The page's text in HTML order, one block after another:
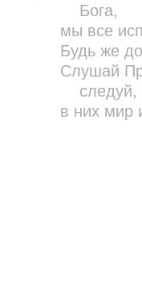
Бога,
мы все
Будь же
Слушай
следуй,
в них мир